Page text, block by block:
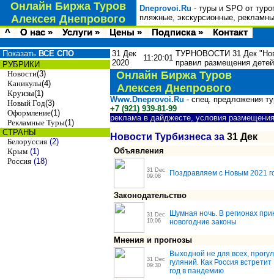
Онлайн Биржа Туров
Алексея Днепрового
Dneprovoi.Ru - туры и SPO от
пляжные, экскурсионные,
^ О нас » Услуги » Цены » Подписка » Контакт
Показать ВСЕ СПО
РУБРИКИ
Новости(3)
Каникулы(4)
Круизы(1)
Новый Год(3)
Оформление(1)
Рекламные Туры(1)
СТРАНЫ
Белоруссия (2)
Крым (1)
Россия (18)
31 Дек
2020
11:20:01 ТУРНОВОСТИ 31 Дек
правил размещения
Онлайн Биржа Туров
Алексея Днепрового
Www.Dneprovoi.Ru - спец. предложения
+7 (921) 939-81-99
реклама в дайджесте, условия размещения
Новости Турбизнеса за 31 Дек
Объявления
31 Dec
09:08
Поздравляем с Новым 2021
Законодательство
31 Dec
10:06
Шумная ночь. В регионах
новогодние законы
Мнения и прогнозы
31 Dec
09:30
Выходной не для всех,
гуляний. Как Россия
год в пандемию